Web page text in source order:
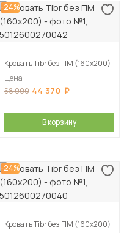
-24%
Кровать Tibr без ПМ (160х200)
Цена
58 000 44 370
В корзину
-24%
Кровать Tibr без ПМ (160х200)